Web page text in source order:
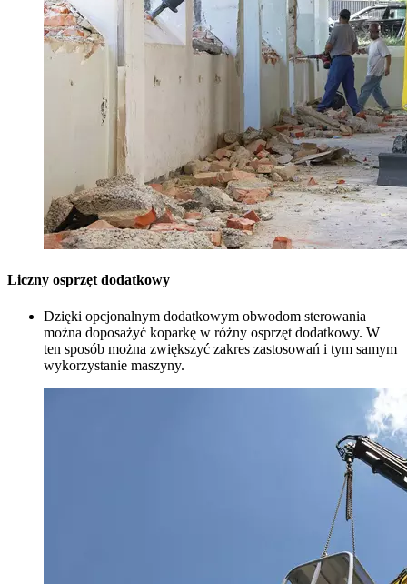
Liczny osprzęt dodatkowy
Dzięki opcjonalnym dodatkowym obwodom sterowania
można doposażyć koparkę w różny osprzęt dodatkowy. W
ten sposób można zwiększyć zakres zastosowań i tym samym
wykorzystanie maszyny.